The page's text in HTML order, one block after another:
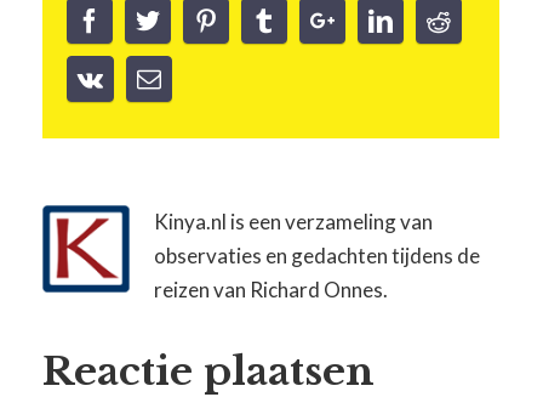
Kinya.nl is een verzameling van
observaties en gedachten tijdens de
reizen van Richard Onnes.
Reactie plaatsen